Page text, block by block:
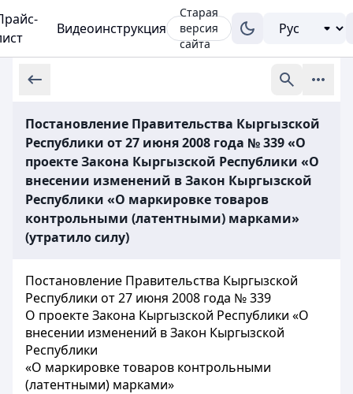
Видеоинструкция
Старая
версия
сайта
Постановление Правительства Кыргызской
Республики от 27 июня 2008 года № 339 «О
проекте Закона Кыргызской Республики «О
внесении изменений в Закон Кыргызской
Республики «О маркировке товаров
контрольными (латентными) марками»
(утратило силу)
Постановление Правительства Кыргызской
Республики от 27 июня 2008 года № 339
О проекте Закона Кыргызской Республики «О
внесении изменений в Закон Кыргызской
Республики
«О маркировке товаров контрольными
(латентными) марками»